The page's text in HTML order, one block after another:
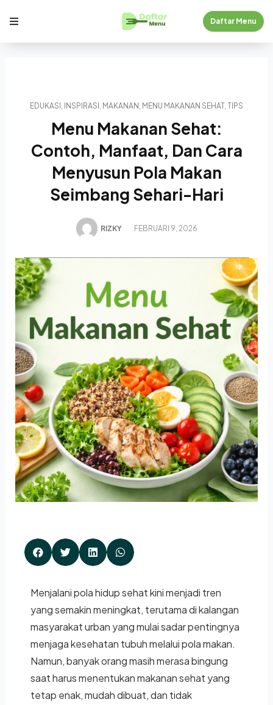
Daftar Menu
EDUKASI , INSPIRASI , MAKANAN , MENU MAKANAN SEHAT, TIPS
Menu Makanan Sehat:
Contoh, Manfaat, Dan Cara
Menyusun Pola Makan
Seimbang Sehari-Hari
RIZKY FEBRUARI 9, 2026
Menjalani pola hidup sehat kini menjadi tren
yang semakin meningkat, terutama di kalangan
masyarakat urban yang mulai sadar pentingnya
menjaga kesehatan tubuh melalui pola makan.
Namun, banyak orang masih merasa bingung
saat harus menentukan makanan sehat yang
tetap enak, mudah dibuat, dan tidak